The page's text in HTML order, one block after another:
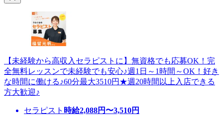
【未経験から高収入セラピストに】無資格でも応募OK！完
全無料レッスンで未経験でも安心♪週1日～1時間～OK！好き
な時間に働ける♪60分最大3510円★週20時間以上入店できる
方大歓迎♪
セラピスト 時給2,088円〜3,510円